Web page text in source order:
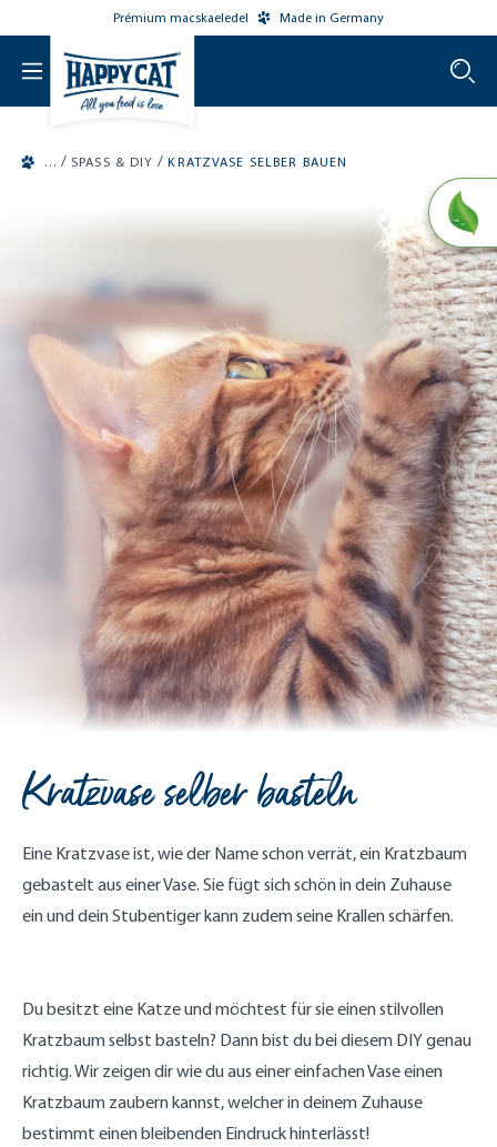
Prémium macskaeledel Made in Germany
/ SPASS & DIY / KRATZVASE SELBER BAUEN
Kratzvase selber basteln
Eine Kratzvase ist, wie der Name schon verrät, ein Kratzbaum
gebastelt aus einer Vase. Sie fügt sich schön in dein Zuhause
ein und dein Stubentiger kann zudem seine Krallen schärfen.
Du besitzt eine Katze und möchtest für sie einen stilvollen
Kratzbaum selbst basteln? Dann bist du bei diesem DIY genau
richtig. Wir zeigen dir wie du aus einer einfachen Vase einen
Kratzbaum zaubern kannst, welcher in deinem Zuhause
bestimmt einen bleibenden Eindruck hinterlässt!